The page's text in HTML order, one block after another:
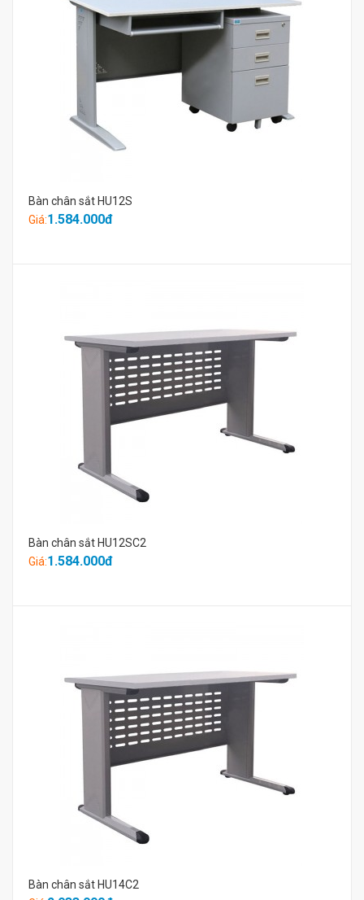
Bàn chân sắt HU12S
Giá:1.584.000đ
Bàn chân sắt HU12SC2
Giá:1.584.000đ
Bàn chân sắt HU14C2